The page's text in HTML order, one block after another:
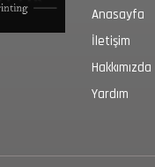
Anasayfa
İletişim
Hakkımızda
Yardım